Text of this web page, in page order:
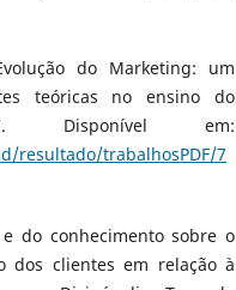
do Marketing: um
teóricas no ensino do
Disponível em:
resultado/trabalhosPDF/7
e do conhecimento sobre o
dos clientes em relação à